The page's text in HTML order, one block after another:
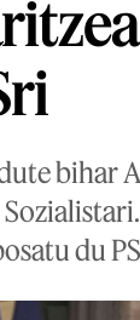
bihar
du